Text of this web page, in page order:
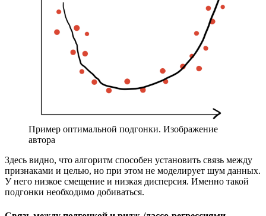
Пример оптимальной подгонки. Изображение
автора
Здесь видно, что алгоритм способен установить связь между
признаками и целью, но при этом не моделирует шум данных.
У него низкое смещение и низкая дисперсия. Именно такой
подгонки необходимо добиваться.